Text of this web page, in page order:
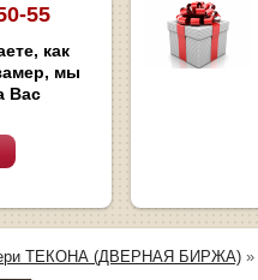
55
как
мы
Вас
ТЕКОНА (ДВЕРНАЯ БИРЖА) »